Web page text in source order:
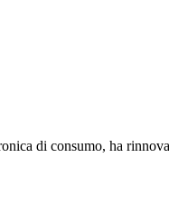
di consumo, ha